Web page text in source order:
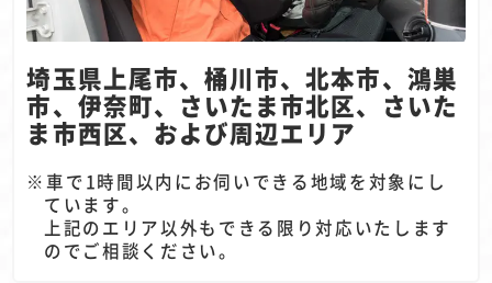
埼玉県上尾市、桶川市、北本市、鴻巣
市、伊奈町、 さいたま市北区、さいた
ま市西区、および周辺エリア
車で1時間以内にお伺いできる地域を対象にし
ています。
上記のエリア以外もできる限り対応いたします
のでご相談ください。